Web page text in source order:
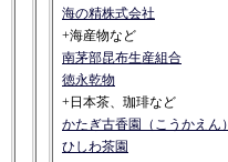
海の精株式会社
+海産物など
南茅部昆布生産組合
徳永乾物
+日本茶、珈琲など
かたぎ古香園（こうかえん）
ひしわ茶園